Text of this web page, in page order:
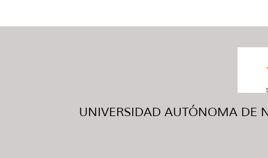
UNIVERSIDAD AUTÓNOMA DE